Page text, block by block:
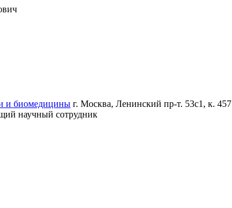
и биомедицины г. Москва, Ленинский пр-т. 53с1, к. 457
научный сотрудник